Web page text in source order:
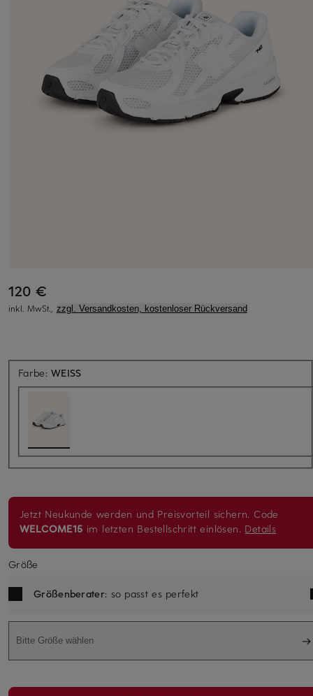
120 €
inkl. MwSt., zzgl. Versandkosten, kostenloser Rückversand
Farbe:WEISS
Jetzt Neukunde werden und Preisvorteil sichern. Code
WELCOME15 im letzten Bestellschritt einlösen. Details
Größe
Größenberater: so passt es perfekt
Bitte Größe wählen